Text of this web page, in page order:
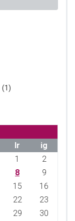
(1)
lr
ig
1
2
8
9
15
16
22
23
29
30